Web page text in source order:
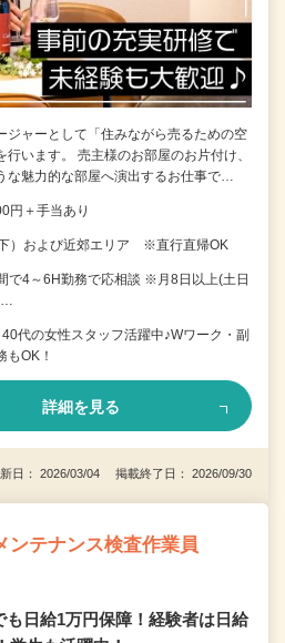
ジャーとして「住みながら売るための空
行います。 売主様のお部屋のお片付け、
な魅力的な部屋へ演出するお仕事で…
円＋手当あり
）および近郊エリア ※直行直帰OK
で4～6H勤務で応相談 ※月8日以上(土日
…
代の女性スタッフ活躍中♪Wワーク・副
もOK！
詳細を見る
日： 2026/03/04 掲載終了日： 2026/09/30
ンテナンス検査作業員
日給1万円保障！経験者は日給